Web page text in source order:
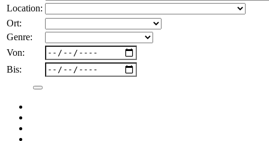
Location:
Ort:
Genre:
Von:
Bis: